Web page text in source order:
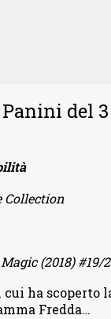
del
Collection
(2018) #19/
ha scoperto
Fredda…